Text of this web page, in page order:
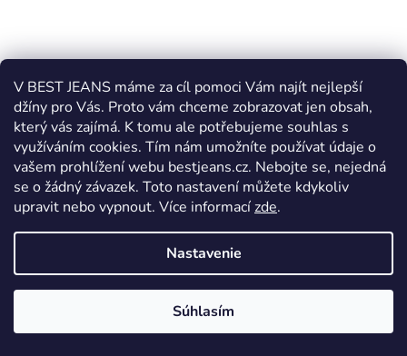
V BEST JEANS máme za cíl pomoci Vám najít nejlepší
džíny pro Vás. Proto vám chceme zobrazovat jen obsah,
který vás zajímá. K tomu ale potřebujeme souhlas s
využíváním cookies. Tím nám umožníte používat údaje o
vašem prohlížení webu bestjeans.cz. Nebojte se, nejedná
se o žádný závazek. Toto nastavení můžete kdykoliv
upravit nebo vypnout. Více informacízde.
Nastavenie
Súhlasím
Pánska mikina Heavy Tools TEAM T05043S2601
Skladem
€61,92
DETAIL